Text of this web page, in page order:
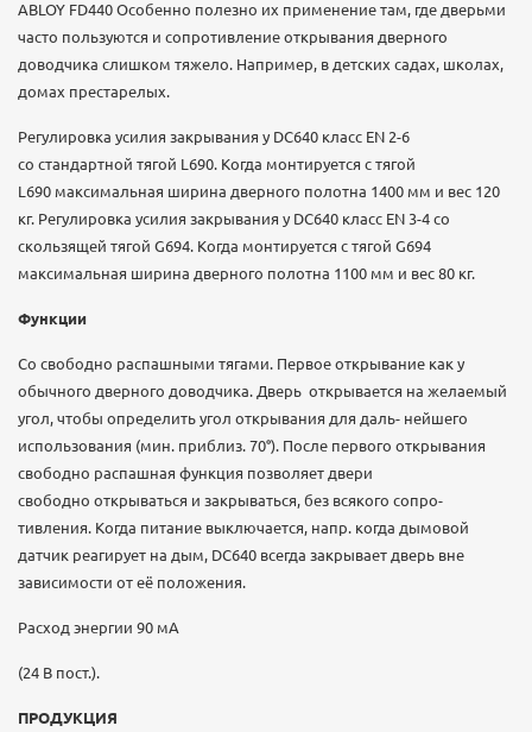
ABLOY FD440 Особенно полезно их применение там, где дверьми
часто пользуются и сопротивление открывания дверного
доводчика слишком тяжело. Например, в детских садах, школах,
домах престарелых.
Регулировка усилия закрывания у DC640 класс EN 2-6
со стандартной тягой L690. Когда монтируется с тягой
L690 максимальная ширина дверного полотна 1400 мм и вес 120
кг. Регулировка усилия закрывания у DC640 класс EN 3-4 со
скользящей тягой G694. Когда монтируется с тягой G694
максимальная ширина дверного полотна 1100 мм и вес 80 кг.
Функции
Со свободно распашными тягами. Первое открывание как у
обычного дверного доводчика. Дверь открывается на желаемый
угол, чтобы определить угол открывания для даль- нейшего
использования (мин. приблиз. 70°). После первого открывания
свободно распашная функция позволяет двери
свободно открываться и закрываться, без всякого сопро-
тивления. Когда питание выключается, напр. когда дымовой
датчик реагирует на дым, DC640 всегда закрывает дверь вне
зависимости от её положения.
Расход энергии 90 мА
(24 В пост.).
ПРОДУКЦИЯ